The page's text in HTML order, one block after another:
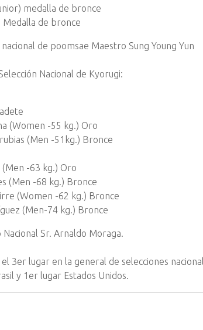
medalla de bronce
Medalla de bronce
de poomsae Maestro Sung Young Yun
Nacional de Kyorugi:
(Women -55 kg.) Oro
(Men -51kg.) Bronce
-63 kg.) Oro
(Men -68 kg.) Bronce
(Women -62 kg.) Bronce
(Men-74 kg.) Bronce
Sr. Arnaldo Moraga.
3er lugar en la general de selecciones
y 1er lugar Estados Unidos.